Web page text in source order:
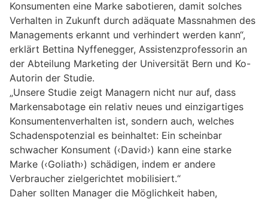
Konsumenten eine Marke sabotieren, damit solches
Verhalten in Zukunft durch adäquate Massnahmen des
Managements erkannt und verhindert werden kann“,
erklärt Bettina Nyffenegger, Assistenzprofessorin an
der Abteilung Marketing der Universität Bern und Ko-
Autorin der Studie.
„Unsere Studie zeigt Managern nicht nur auf, dass
Markensabotage ein relativ neues und einzigartiges
Konsumentenverhalten ist, sondern auch, welches
Schadenspotenzial es beinhaltet: Ein scheinbar
schwacher Konsument (‹David›) kann eine starke
Marke (‹Goliath›) schädigen, indem er andere
Verbraucher zielgerichtet mobilisiert.“
Daher sollten Manager die Möglichkeit haben,